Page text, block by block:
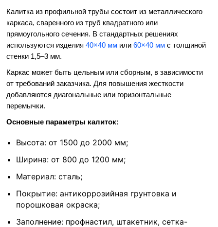
Калитка из профильной трубы состоит из металлического
каркаса, сваренного из труб квадратного или
прямоугольного сечения. В стандартных решениях
используются изделия40×40 мм или60×40 мм с толщиной
стенки 1,5–3 мм.
Каркас может быть цельным или сборным, в зависимости
от требований заказчика. Для повышения жесткости
добавляются диагональные или горизонтальные
перемычки.
Основные параметры калиток:
Высота: от 1500 до 2000 мм;
Ширина: от 800 до 1200 мм;
Материал: сталь;
Покрытие: антикоррозийная грунтовка и
порошковая окраска;
Заполнение: профнастил, штакетник, сетка-